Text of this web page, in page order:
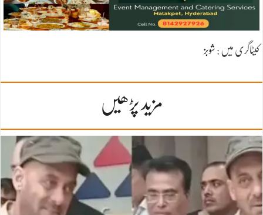
کیٹاگری میں : شوبز
مزید پڑھیں